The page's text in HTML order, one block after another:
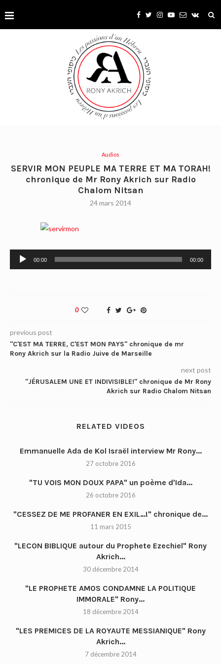
Audios
SERVIR MON PEUPLE MA TERRE ET MA TORAH!
chronique de Mr Rony Akrich sur Radio
Chalom Nitsan
24 mars 2014
Lecteur
audio
00:00 00:00
0
previous post
"C'EST MA TERRE, C'EST MON PAYS" chronique de mr
Rony Akrich sur la Radio Juive de Marseille
next post
"JÉRUSALEM UNE ET INDIVISIBLE!" chronique de Mr Rony
Akrich sur Radio Chalom Nitsan
RELATED VIDEOS
Emmanuelle Ada de Kol Israël interview Mr Rony...
27 octobre 2016
"TU VOIS MON DOUX PAPA" un poème d'Ida...
26 octobre 2016
"CESSEZ DE ME PROFANER EN EXIL…!" chronique de...
11 mars 2015
"LECON BIBLIQUE autour du Prophete Ezechiel" Rony
Akrich...
30 décembre 2014
"LE PROPHETE AMOS CONDAMNE LA POLITIQUE
IMMORALE" Rony...
18 décembre 2014
"LES PREMICES DE LA ROYAUTE MESSIANIQUE" Rony
Akrich...
7 décembre 2014